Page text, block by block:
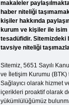
makaleler
haber niteliği
kişiler hakkında
kurum ve kişiler ile
tesadüfidir. Sitemizdeki
tavsiye niteliği
Sitemiz, 5651 Sayılı
ve İletişim Kurumu (BTK)
Sağlayıcı olarak hizmet
içerikleri proaktif olarak
yükümlülüğümüz